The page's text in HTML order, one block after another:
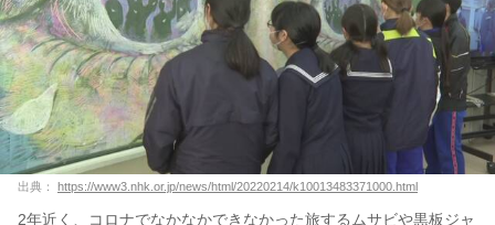
出典： https://www3.nhk.or.jp/news/html/20220214/k10013483371000.html
2年近く、コロナでなかなかできなかった旅するムサビや黒板ジャ